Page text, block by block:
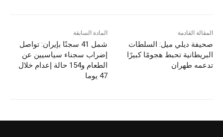
المادة السابقة
شمل 41 سجنًا بإيران: تواصل
إضراب سجناء سياسيين عن
الطعام و154 حالة إعدام خلال
47 يوما
المقالة القادمة
صحيفة ديلي ميل: السلطات
البريطانية تحبط هجومًا كبيرًا
تدعمه طهران